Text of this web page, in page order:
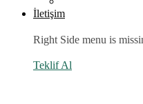
İletişim
Right Side menu is
Teklif Al